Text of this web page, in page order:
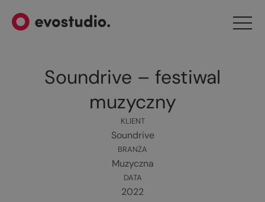
Soundrive – festiwal
muzyczny
KLIENT
Soundrive
BRANŻA
Muzyczna
DATA
2022